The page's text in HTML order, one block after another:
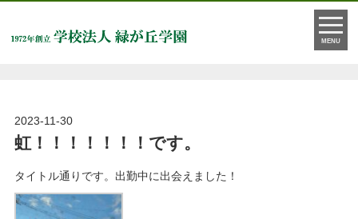
MENU
お知らせ
2023-11-30
虹！！！！！！！です。
タイトル通りです。出勤中に出会えました！